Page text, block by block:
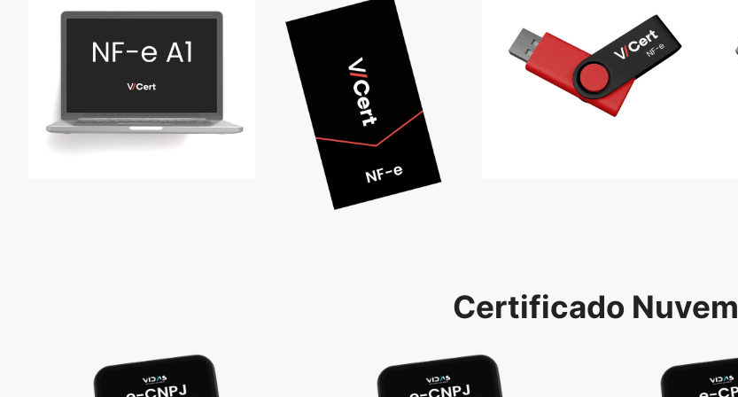
Certificado Nuvem